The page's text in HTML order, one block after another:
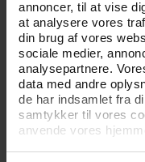
annoncer, til at vise
at analysere vores
din brug af vores
sociale medier,
analysepartnere.
data med andre
de har indsamlet fra
samtykker til vores
anvende vores
02.08.2026
NYHED
AGF
TIL AGF